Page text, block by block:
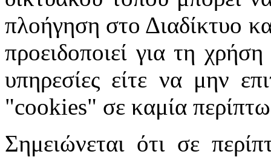
πλοήγηση στο Διαδίκτυο
προειδοποιεί για τη
υπηρεσίες είτε να μην
"cookies" σε καμία
Σημειώνεται ότι σε